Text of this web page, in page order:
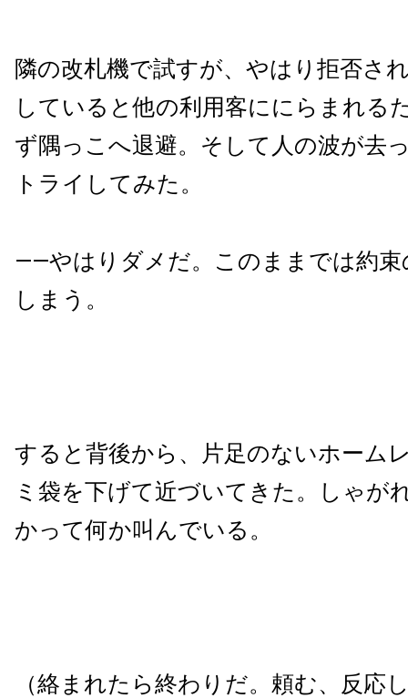
隣の改札機で試すが、やはり拒否さ
していると他の利用客ににらまれる
ず隅っこへ退避。そして人の波が去
トライしてみた。
――やはりダメだ。このままでは約束
しまう。
すると背後から、片足のないホーム
ミ袋を下げて近づいてきた。しゃが
かって何か叫んでいる。
（絡まれたら終わりだ。頼む、反応